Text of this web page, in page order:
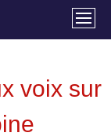
voix sur